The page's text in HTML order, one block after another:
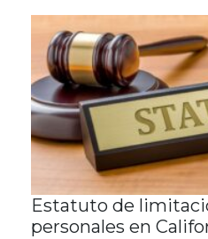
Estatuto de
personales en